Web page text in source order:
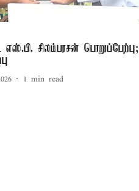
எஸ்.பி. சிலம்பரசன் பொறுப்பேற்பு;
1 min read